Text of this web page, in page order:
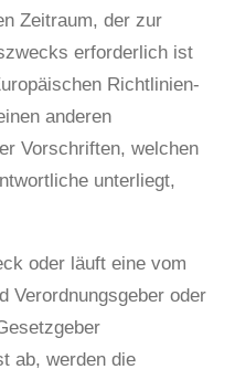
Zeitraum, der zur
erforderlich ist
Richtlinien-
anderen
Vorschriften, welchen
unterliegt,
oder läuft eine vom
Verordnungsgeber oder
ab, werden die